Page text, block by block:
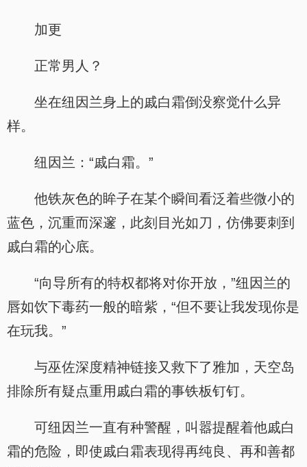
加更
正常男人？
坐在纽因兰身上的戚白霜倒没察觉什么异
样。
纽因兰：“戚白霜。”
他铁灰色的眸子在某个瞬间看泛着些微小的
蓝色，沉重而深邃，此刻目光如刀，仿佛要刺到
戚白霜的心底。
“向导所有的特权都将对你开放，”纽因兰的
唇如饮下毒药一般的暗紫，“但不要让我发现你是
在玩我。”
与巫佐深度精神链接又救下了雅加，天空岛
排除所有疑点重用戚白霜的事铁板钉钉。
可纽因兰一直有种警醒，叫嚣提醒着他戚白
霜的危险，即使戚白霜表现得再纯良、再和善都